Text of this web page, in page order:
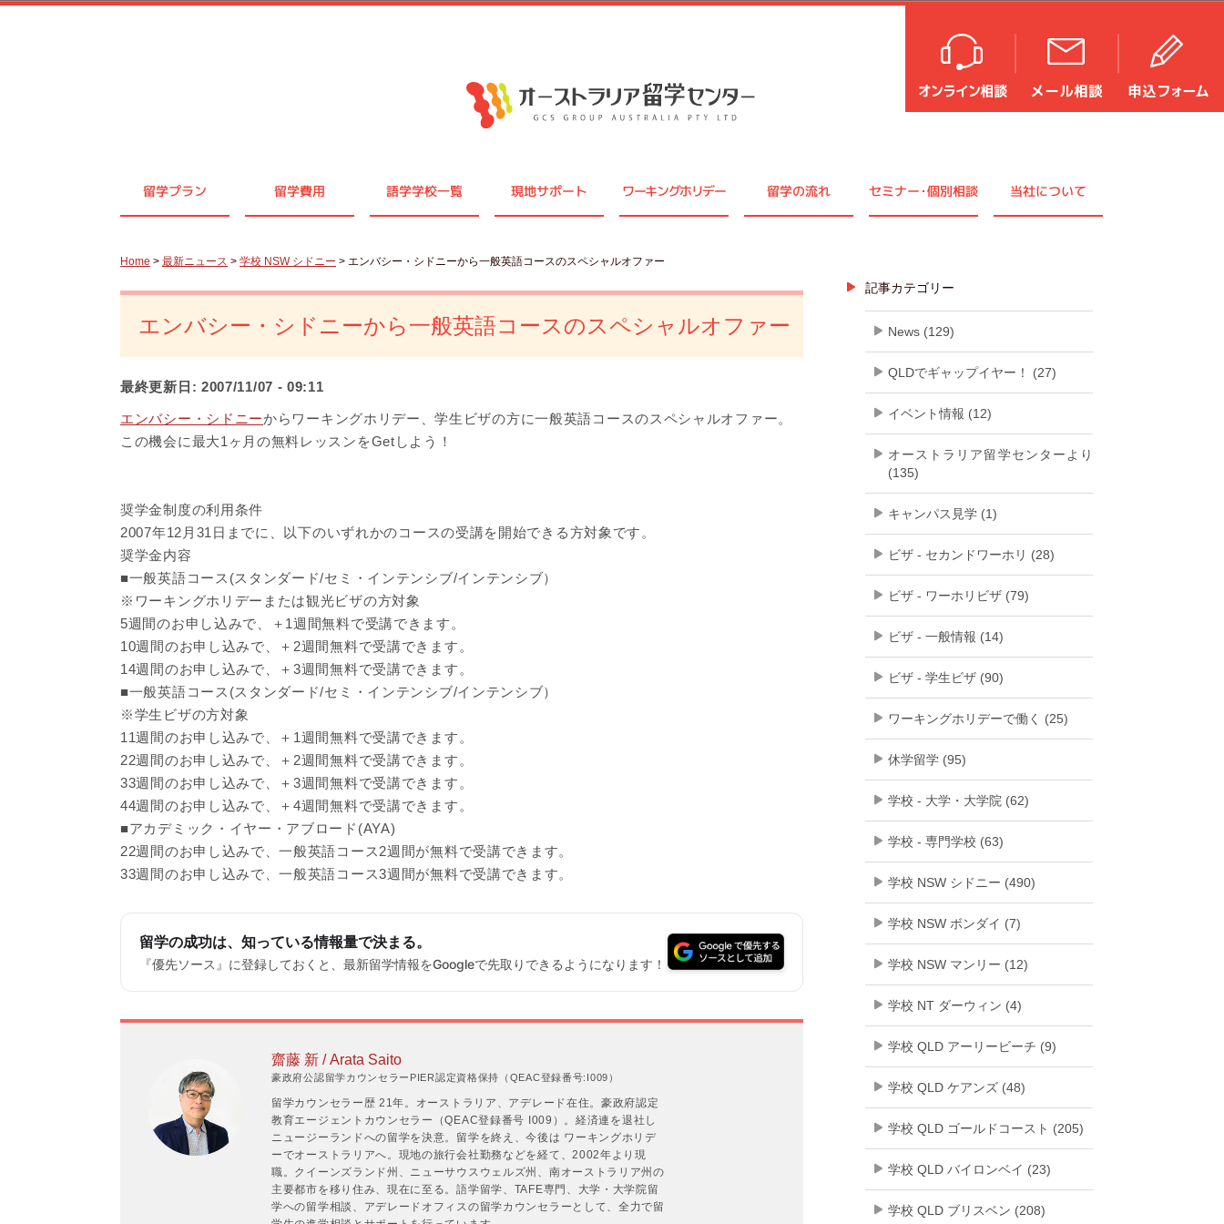
留学プラン 留学費用 語学学校一覧 現地サポート ワーキングホリデー 留学の流れ セミナー・個別相談 当社について
Home > 最新ニュース > 学校 NSW シドニー > エンバシー・シドニーから一般英語コースのスペシャルオファー
エンバシー・シドニーから一般英語コースのスペシャルオファー
最終更新日: 2007/11/07 - 09:11
エンバシー・シドニーからワーキングホリデー、学生ビザの方に一般英語コースのスペシャルオファー。
この機会に最大1ヶ月の無料レッスンをGetしよう！
奨学金制度の利用条件
2007年12月31日までに、以下のいずれかのコースの受講を開始できる方対象です。
奨学金内容
■一般英語コース(スタンダード/セミ・インテンシブ/インテンシブ）
※ワーキングホリデーまたは観光ビザの方対象
5週間のお申し込みで、＋1週間無料で受講できます。
10週間のお申し込みで、＋2週間無料で受講できます。
14週間のお申し込みで、＋3週間無料で受講できます。
■一般英語コース(スタンダード/セミ・インテンシブ/インテンシブ）
※学生ビザの方対象
11週間のお申し込みで、＋1週間無料で受講できます。
22週間のお申し込みで、＋2週間無料で受講できます。
33週間のお申し込みで、＋3週間無料で受講できます。
44週間のお申し込みで、＋4週間無料で受講できます。
■アカデミック・イヤー・アブロード(AYA)
22週間のお申し込みで、一般英語コース2週間が無料で受講できます。
33週間のお申し込みで、一般英語コース3週間が無料で受講できます。
留学の成功は、知っている情報量で決まる。
『優先ソース』に登録しておくと、最新留学情報をGoogleで先取りできるようになります！
齋藤 新 / Arata Saito
豪政府公認留学カウンセラーPIER認定資格保持（QEAC登録番号:I009）
留学カウンセラー歴 21年。オーストラリア、アデレード在住。豪政府認定
教育エージェントカウンセラー（QEAC登録番号 I009）。経済連を退社し
ニュージーランドへの留学を決意。留学を終え、今後は ワーキングホリデ
ーでオーストラリアへ。現地の旅行会社勤務などを経て、2002年より現
職。クイーンズランド州、ニューサウスウェルズ州、南オーストラリア州の
主要都市を移り住み、現在に至る。語学留学、TAFE専門、大学・大学院留
学への留学相談、アデレードオフィスの留学カウンセラーとして、全力で留
記事カテゴリー
News (129)
QLDでギャップイヤー！ (27)
イベント情報 (12)
オーストラリア留学センターより
(135)
キャンパス見学 (1)
ビザ - セカンドワーホリ (28)
ビザ - ワーホリビザ (79)
ビザ - 一般情報 (14)
ビザ - 学生ビザ (90)
ワーキングホリデーで働く (25)
休学留学 (95)
学校 - 大学・大学院 (62)
学校 - 専門学校 (63)
学校 NSW シドニー (490)
学校 NSW ボンダイ (7)
学校 NSW マンリー (12)
学校 NT ダーウィン (4)
学校 QLD アーリービーチ (9)
学校 QLD ケアンズ (48)
学校 QLD ゴールドコースト (205)
学校 QLD バイロンベイ (23)
学校 QLD ブリスベン (208)